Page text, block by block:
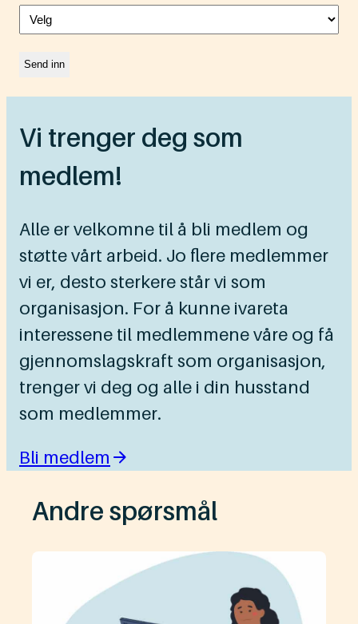
Vi trenger deg som
medlem!
Alle er velkomne til å bli medlem og
støtte vårt arbeid. Jo flere medlemmer
vi er, desto sterkere står vi som
organisasjon. For å kunne ivareta
interessene til medlemmene våre og få
gjennomslagskraft som organisasjon,
trenger vi deg og alle i din husstand
som medlemmer.
Bli medlem
Andre spørsmål